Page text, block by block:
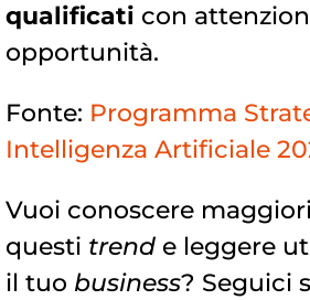
qualificati con
opportunità.
Fonte: Programma
Intelligenza Artificiale
Vuoi conoscere
questi trend e leggere
il tuo business? Seguici